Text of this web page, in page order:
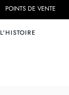
POINTS DE VENTE
L'HISTOIRE